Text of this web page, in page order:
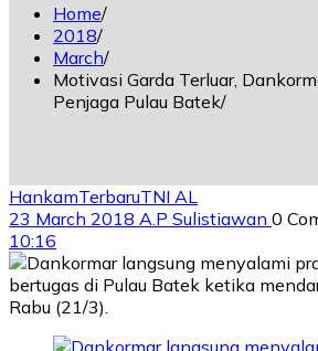
Home
2018
March
Motivasi Garda Terluar,
Penjaga Pulau Batek
HankamTerbaruTNI AL
23 March 2018 A.P Sulistiawan 0
10:16